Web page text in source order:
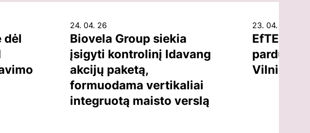
dėl
24. 04. 26
Biovela Group siekia
įsigyti kontrolinį Idavang
akcijų paketą,
formuodama vertikaliai
integruotą maisto verslą
23. 04. 26
EfTEN
parduoti
Vilniuje,